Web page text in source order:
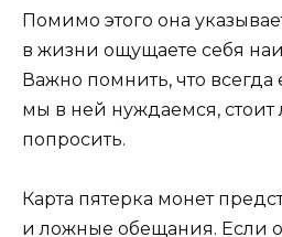
Помимо этого она
в жизни ощущаете себя
Важно помнить, что всегда
мы в ней нуждаемся,
попросить.
Карта пятерка монет
и ложные обещания. Если